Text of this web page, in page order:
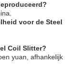
voor de Steel
Coil Slitter?
yuan, afhankelijk